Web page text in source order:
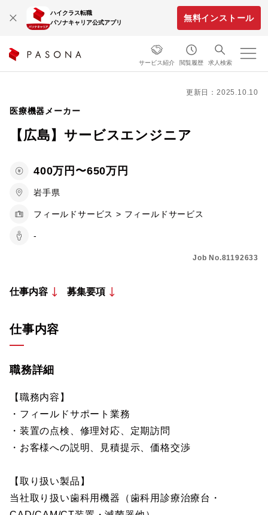
ハイクラス転職
パソナキャリア公式アプリ
無料インストール
サービス紹介 閲覧履歴 求人検索
更新日：2025.10.10
医療機器メーカー
【広島】サービスエンジニア
400万円〜650万円
岩手県
フィールドサービス > フィールドサービス
-
Job No.81192633
仕事内容 募集要項
仕事内容
職務詳細
【職務内容】
・フィールドサポート業務
・装置の点検、修理対応、定期訪問
・お客様への説明、見積提示、価格交渉
【取り扱い製品】
当社取り扱い歯科用機器（歯科用診療治療台・